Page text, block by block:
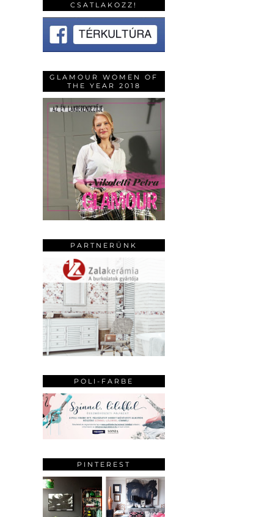
CSATLAKOZZ!
GLAMOUR WOMEN OF
THE YEAR 2018
PARTNERÜNK
POLI-FARBE
PINTEREST